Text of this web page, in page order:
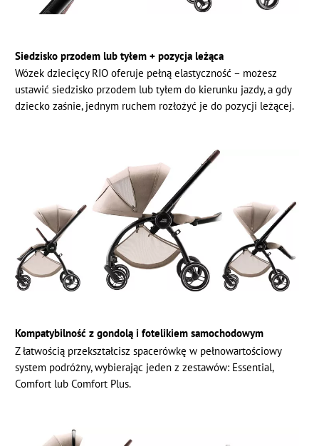
Siedzisko przodem lub tyłem + pozycja leżąca
Wózek dziecięcy RIO oferuje pełną elastyczność – możesz
ustawić siedzisko przodem lub tyłem do kierunku jazdy, a gdy
dziecko zaśnie, jednym ruchem rozłożyć je do pozycji leżącej.
Kompatybilność z gondolą i fotelikiem samochodowym
Z łatwością przekształcisz spacerówkę w pełnowartościowy
system podróżny, wybierając jeden z zestawów: Essential,
Comfort lub Comfort Plus.